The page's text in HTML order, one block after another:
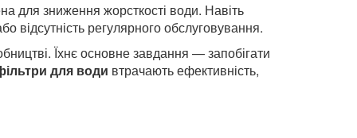
для зниження жорсткості води. Навіть
відсутність регулярного обслуговування.
Їхнє основне завдання — запобігати
для води втрачають ефективність,